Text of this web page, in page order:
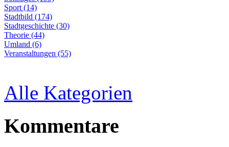
Sport (14)
Stadtbild (174)
Stadtgeschichte (30)
Theorie (44)
Umland (6)
Veranstaltungen (55)
Alle Kategorien
Kommentare